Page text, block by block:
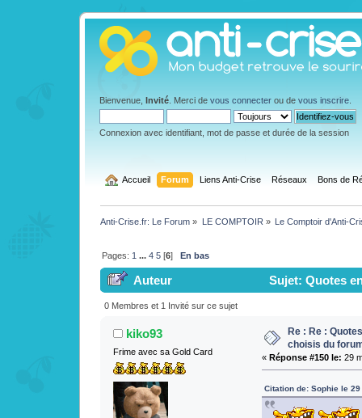
Bienvenue, Invité . Merci de vous connecter ou de vous inscrire
Connexion avec identifiant, mot de passe et durée de la session
Accueil Forum Liens Anti-Crise Réseaux Bons de
Anti-Crise.fr: Le Forum » LE COMPTOIR » Le Comptoir d'Anti-
Pages: 1 ...4 5 [6]En bas
Auteur Sujet: Quotes
0 Membres et 1 Invité sur ce sujet
kiko93
Frime avec sa Gold Card
Re : Re :
choisis du
« Réponse #150 le: 29
Citation de: Sophie le